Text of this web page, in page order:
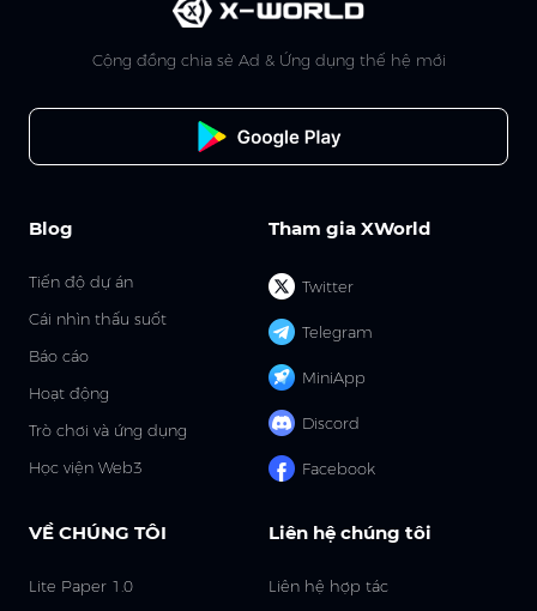
Cộng đồng chia sẻ Ad & Ứng dụng thế hệ mới
Tham gia XWorld
Twitter
Telegram
MiniApp
Discord
Facebook
Blog
Tiến độ dự án
Cái nhìn thấu suốt
Báo cáo
Hoạt động
Trò chơi và ứng dụng
Học viện Web3
VỀ CHÚNG TÔI
Lite Paper 1.0
Liên hệ chúng tôi
Liên hệ hợp tác